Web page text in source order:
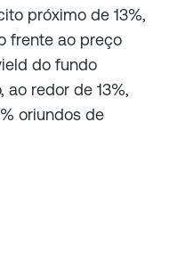
próximo de 13%,
frente ao preço
do fundo
redor de 13%,
oriundos de